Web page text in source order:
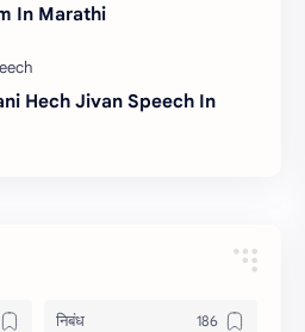
In Marathi
Hech Jivan Speech In
निबंध